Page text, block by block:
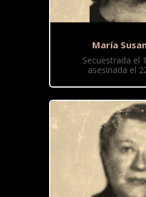
María
Secuestrada el
asesinada el